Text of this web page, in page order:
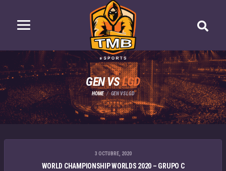
GEN VSLGD
HOME GEN VS LGD
3 OCTUBRE, 2020
WORLD CHAMPIONSHIP WORLDS 2020 – GRUPO C